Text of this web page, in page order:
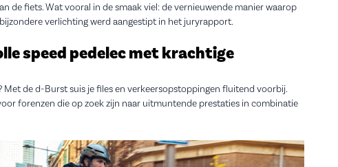
de fiets. Wat vooral in de smaak viel: de vernieuwende manier waarop
verlichting werd aangestipt in het juryrapport.
speed pedelec met krachtige
Met de d-Burst suis je files en verkeersopstoppingen fluitend voorbij.
forenzen die op zoek zijn naar uitmuntende prestaties in combinatie